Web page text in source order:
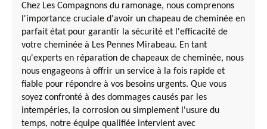
Chez Les Compagnons du ramonage, nous comprenons
l'importance cruciale d'avoir un chapeau de cheminée en
parfait état pour garantir la sécurité et l'efficacité de
votre cheminée à Les Pennes Mirabeau. En tant
qu'experts en réparation de chapeaux de cheminée, nous
nous engageons à offrir un service à la fois rapide et
fiable pour répondre à vos besoins urgents. Que vous
soyez confronté à des dommages causés par les
intempéries, la corrosion ou simplement l'usure du
temps, notre équipe qualifiée intervient avec